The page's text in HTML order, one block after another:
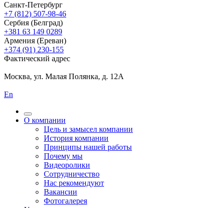
Санкт-Петербург
+7 (812) 507-98-46
Сербия (Белград)
+381 63 149 0289
Армения (Ереван)
+374 (91) 230-155
Фактический адрес
Москва, ул. Малая Полянка, д. 12А
En
О компании
Цель и замысел компании
История компании
Принципы нашей работы
Почему мы
Видеоролики
Сотрудничество
Нас рекомендуют
Вакансии
Фотогалерея